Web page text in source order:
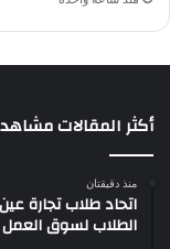
أكثر المقالات
منذ دقيقتان
الطلاب لسوق العمل